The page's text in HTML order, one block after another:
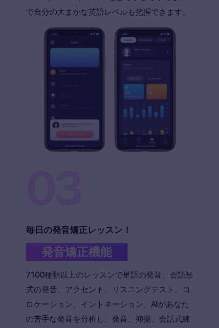
で自分の大まかな英語レベルも把握できます。
毎日の発音矯正レッスン！
発音矯正機能
7100種類以上のレッスンで単語の発音、会話形
式の発音、アクセント、リスニングテスト、コ
ロケーション、イントネーション、AIがあなた
の苦手な発音を分析し、発音、抑揚、会話式練